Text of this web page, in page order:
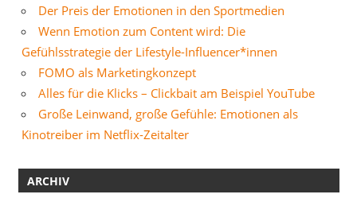
Der Preis der Emotionen in den Sportmedien
Wenn Emotion zum Content wird: Die
Gefühlsstrategie der Lifestyle-Influencer*innen
FOMO als Marketingkonzept
Alles für die Klicks – Clickbait am Beispiel YouTube
Große Leinwand, große Gefühle: Emotionen als
Kinotreiber im Netflix-Zeitalter
ARCHIV